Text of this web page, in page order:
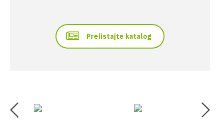
Prelistajte katalog